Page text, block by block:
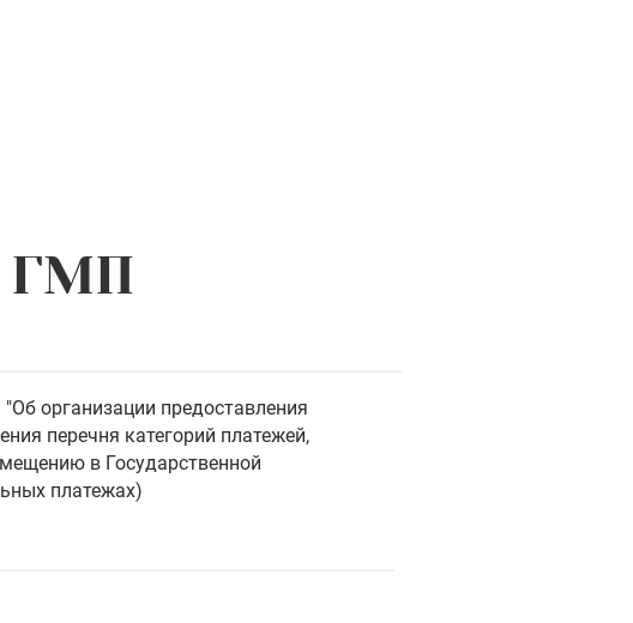
ГМП
организации предоставления
перечня категорий платежей,
в Государственной
платежах)